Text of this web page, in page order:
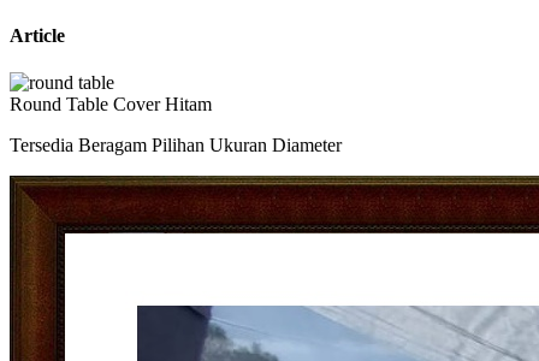
Article
Round Table Cover Hitam
Tersedia Beragam Pilihan Ukuran Diameter